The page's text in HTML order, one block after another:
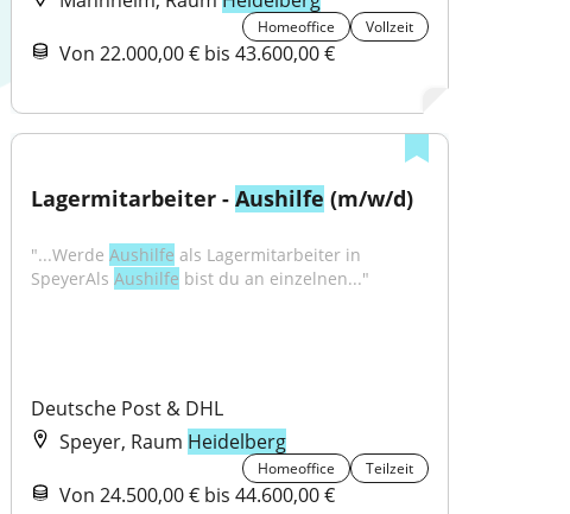
Homeoffice Vollzeit
Von 22.000,00 € bis 43.600,00 €
Lagermitarbeiter - Aushilfe (m/w/d)
"...Werde Aushilfe als Lagermitarbeiter in
SpeyerAls Aushilfe bist du an einzelnen..."
Deutsche Post & DHL
Speyer, Raum Heidelberg
Homeoffice Teilzeit
Von 24.500,00 € bis 44.600,00 €